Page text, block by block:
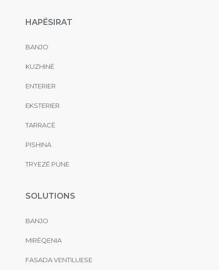
HAPËSIRAT
BANJO
KUZHINË
ENTERIER
EKSTERIER
TARRACË
PISHINA
TRYEZË PUNE
SOLUTIONS
BANJO
MIRËQENIA
FASADA VENTILUESE